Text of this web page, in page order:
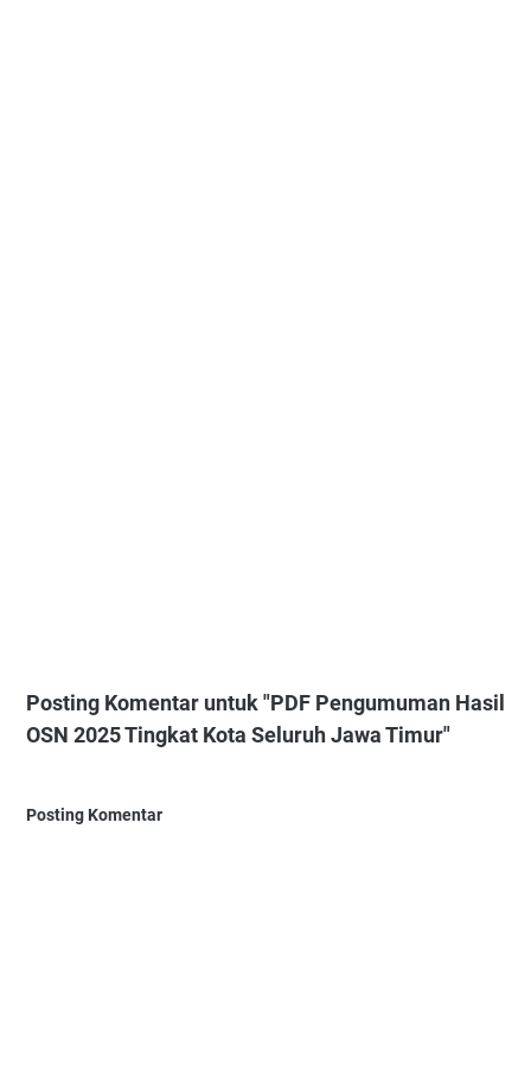
Posting Komentar untuk "PDF Pengumuman Hasil
OSN 2025 Tingkat Kota Seluruh Jawa Timur"
Posting Komentar